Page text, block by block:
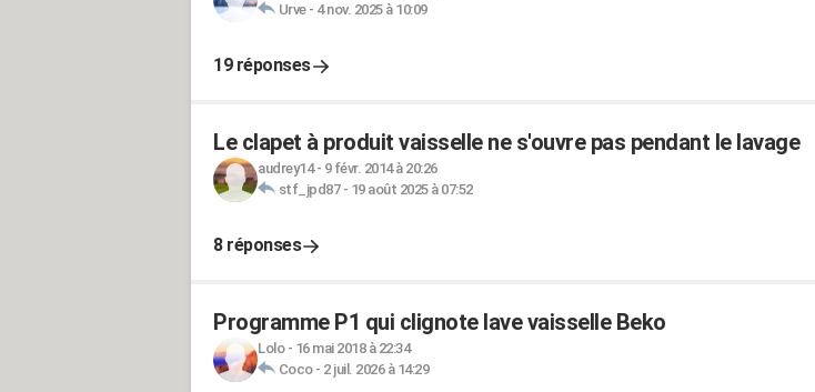
Urve- 4 nov. 2025 à 10:09
19 réponses
Le clapet à produit vaisselle ne s'ouvre pas pendant le lavage
audrey14- 9 févr. 2014 à 20:26
stf_jpd87- 19 août 2025 à 07:52
8 réponses
Programme P1 qui clignote lave vaisselle Beko
Lolo- 16 mai 2018 à 22:34
Coco- 2 juil. 2026 à 14:29